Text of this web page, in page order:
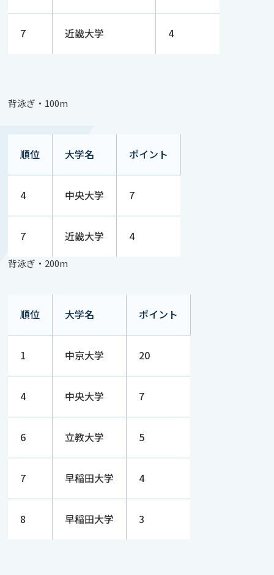
7 近畿大学 4
背泳ぎ・100m
順位 大学名 ポイント
4 中央大学 7
7 近畿大学 4
背泳ぎ・200m
順位 大学名 ポイント
1 中京大学 20
4 中央大学 7
6 立教大学 5
7 早稲田大学 4
8 早稲田大学 3